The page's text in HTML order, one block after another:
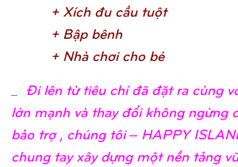
+ Xích đu cầu tuột
+ Bập bênh
+ Nhà chơi cho bé
Đi lên từ tiêu chí đã đặt ra cùng
lớn mạnh và thay đổi không ngừng
bảo trợ , chúng tôi – HAPPY
chung tay xây dựng một nền tảng